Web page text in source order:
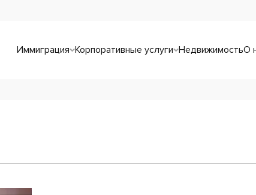
Иммиграция Корпоративные услуги НедвижимостьО